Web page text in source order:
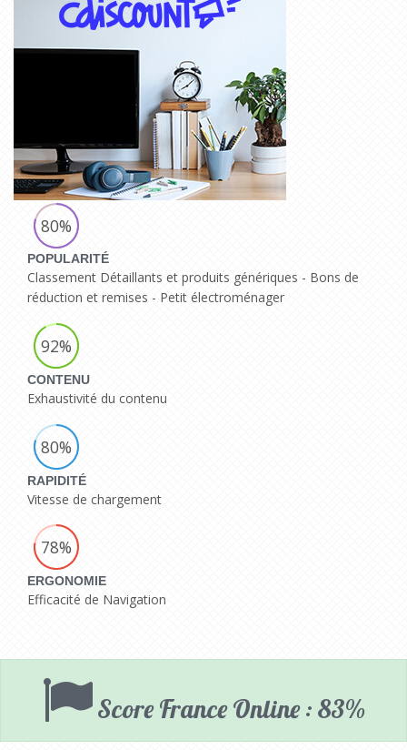
80%
POPULARITÉ
Classement Détaillants et produits génériques - Bons de
réduction et remises - Petit électroménager
92%
CONTENU
Exhaustivité du contenu
80%
RAPIDITÉ
Vitesse de chargement
78%
ERGONOMIE
Efficacité de Navigation
Score France Online : 83%